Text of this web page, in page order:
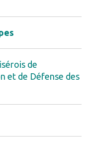
de
et de Défense des